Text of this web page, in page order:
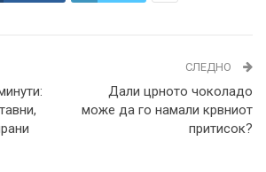
СЛЕДНО
Дали црното чоколадо
може да го намали крвниот
притисок?